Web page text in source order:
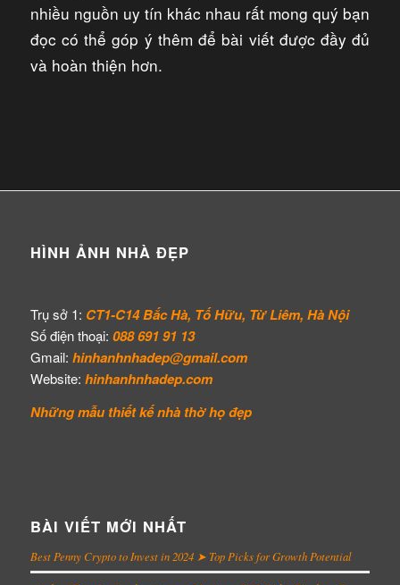
nhiều nguồn uy tín khác nhau rất mong quý bạn
đọc có thể góp ý thêm để bài viết được đầy đủ
và hoàn thiện hơn.
HÌNH ẢNH NHÀ ĐẸP
Trụ sở 1: CT1-C14 Bắc Hà, Tố Hữu, Từ Liêm, Hà Nội
Số điện thoại: 088 691 91 13
Gmail: hinhanhnhadep@gmail.com
Website: hinhanhnhadep.com
Những mẫu thiết kếnhà thờ họ đẹp
BÀI VIẾT MỚI NHẤT
Best Penny Crypto to Invest in 2024 ➤ Top Picks for Growth Potential